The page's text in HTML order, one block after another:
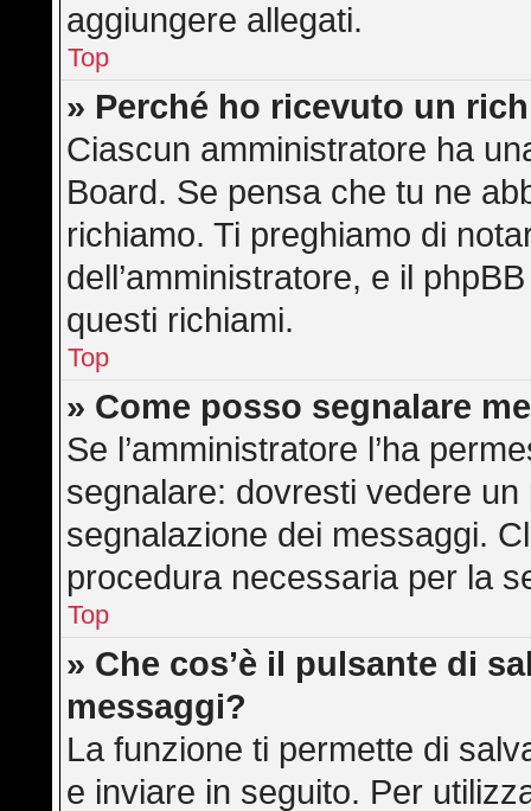
aggiungere allegati.
Top
» Perché ho ricevuto un
Ciascun amministratore ha
Board. Se pensa che tu ne
richiamo. Ti preghiamo di
dell’amministratore, e il
questi richiami.
Top
» Come posso segnalare
Se l’amministratore l’ha
segnalare: dovresti vedere
segnalazione dei messaggi.
procedura necessaria per la
Top
» Che cos’è il pulsante di
messaggi?
La funzione ti permette di
e inviare in seguito. Per